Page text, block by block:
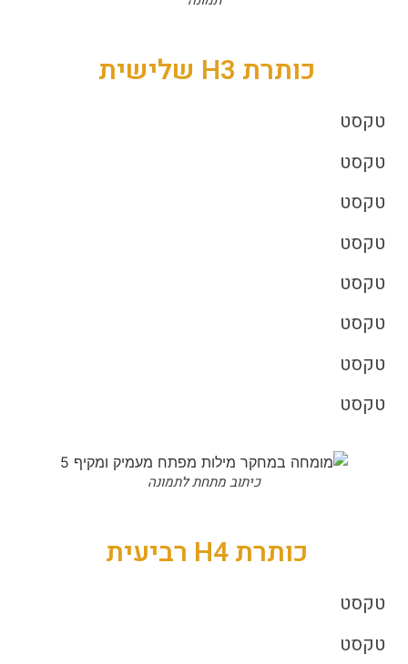
כותרת H3 שלישית
טקסט
טקסט
טקסט
טקסט
טקסט
טקסט
טקסט
טקסט
כיתוב מתחת לתמונה
כותרת H4 רביעית
טקסט
טקסט